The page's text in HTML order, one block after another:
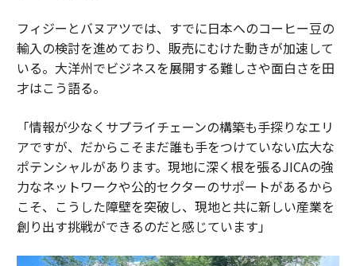
フィジーとバヌアツでは、すでに日本へのコーヒー豆の
輸入の検討を進めており、販売にむけた動きが加速して
いる。大洋州でビジネスを展開する難しさや面白さを田
才はこう語る。
「情報が少なくサプライチェーンの構築も手探りなエリ
アですが、だからこそまだ誰も手をつけていない広大な
ポテンシャルがあります。現地に深く根を張るJICAの強
力なネットワークや公的セクターのサポートがあるから
こそ、こうした障壁を突破し、現地と共に新しい産業を
創り出す挑戦ができるのだと感じています」